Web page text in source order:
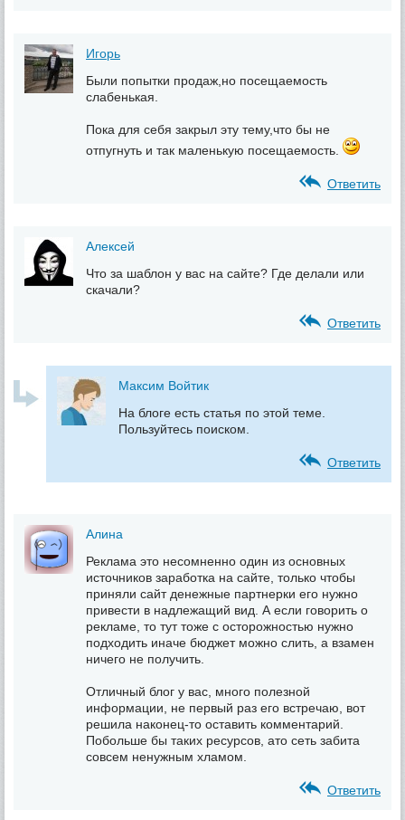
Игорь
Были попытки продаж,но посещаемость
слабенькая.
Пока для себя закрыл эту тему,что бы не
отпугнуть и так маленькую посещаемость.
Ответить
Алексей
Что за шаблон у вас на сайте? Где делали или
скачали?
Ответить
Максим Войтик
На блоге есть статья по этой теме.
Пользуйтесь поиском.
Ответить
Алина
Реклама это несомненно один из основных
источников заработка на сайте, только чтобы
приняли сайт денежные партнерки его нужно
привести в надлежащий вид. А если говорить о
рекламе, то тут тоже с осторожностью нужно
подходить иначе бюджет можно слить, а взамен
ничего не получить.
Отличный блог у вас, много полезной
информации, не первый раз его встречаю, вот
решила наконец-то оставить комментарий.
Побольше бы таких ресурсов, ато сеть забита
совсем ненужным хламом.
Ответить